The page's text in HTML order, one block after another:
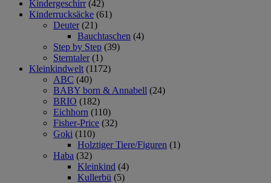
Kindergeschirr (42)
Kinderrucksäcke (61)
Deuter (21)
Bauchtaschen (4)
Step by Step (39)
Sterntaler (1)
Kleinkindwelt (1172)
ABC (40)
BABY born & Annabell (24)
BRIO (182)
Eichhorn (110)
Fisher-Price (32)
Goki (110)
Holztiger Tiere/Figuren (1)
Haba (32)
Kleinkind (4)
Kullerbü (5)